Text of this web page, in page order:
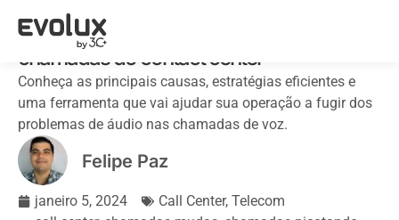
Como resolver problemas de áudio nas
chamadas do contact center
Conheça as principais causas, estratégias eficientes e
uma ferramenta que vai ajudar sua operação a fugir dos
problemas de áudio nas chamadas de voz.
Felipe Paz
janeiro 5, 2024 Call Center, Telecom